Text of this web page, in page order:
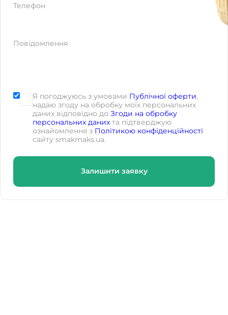
Телефон
Повідомлення
Я погоджуюсь з умовами Публічної оферти,
надаю згоду на обробку моїх персональних
даних відповідно до Згоди на обробку
персональних даних та підтверджую
ознайомлення з Політикою конфіденційності
сайту smakmaks.ua.
Залишити заявку